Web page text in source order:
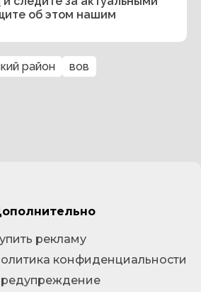
об этом нашим
район вов
рекламу
конфиденциальности